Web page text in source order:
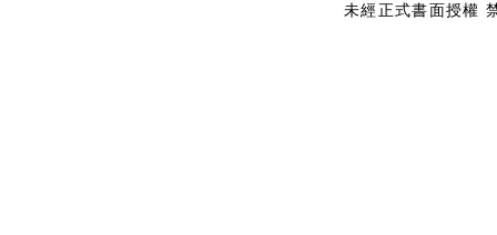
未經正式書面授權